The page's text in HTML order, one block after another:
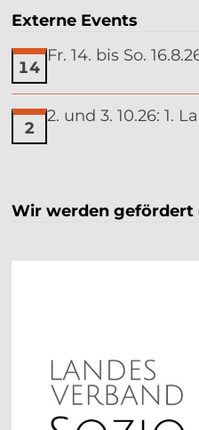
Externe Events
14
Fr. 14. bis So.
2
2. und 3. 10.26: 1.
Wir werden gefördert